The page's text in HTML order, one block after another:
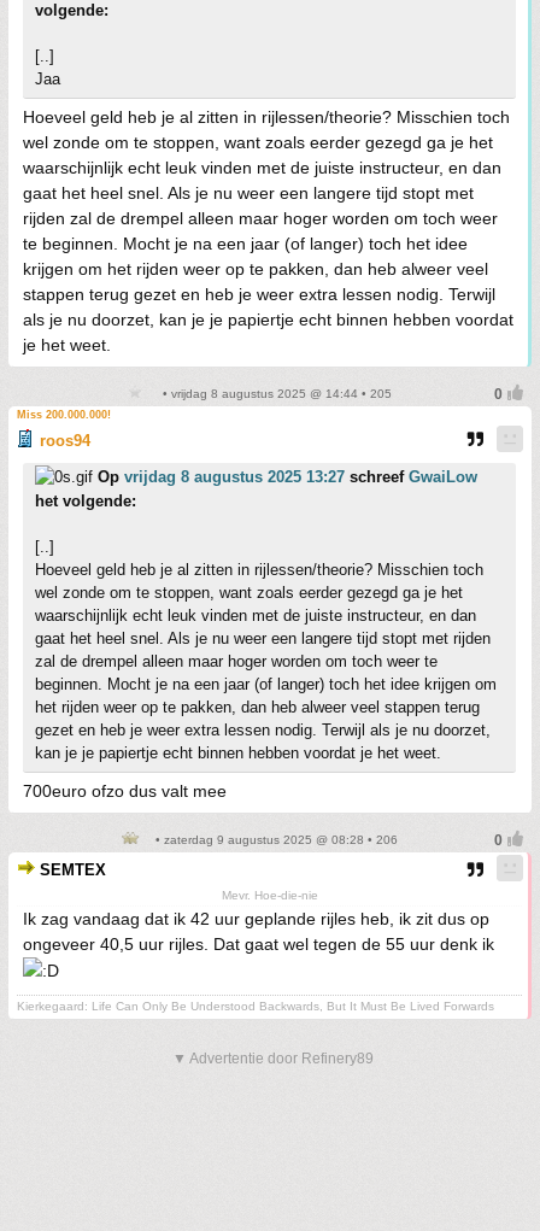
volgende:
[..]
Jaa
Hoeveel geld heb je al zitten in rijlessen/theorie? Misschien toch
wel zonde om te stoppen, want zoals eerder gezegd ga je het
waarschijnlijk echt leuk vinden met de juiste instructeur, en dan
gaat het heel snel. Als je nu weer een langere tijd stopt met
rijden zal de drempel alleen maar hoger worden om toch weer
te beginnen. Mocht je na een jaar (of langer) toch het idee
krijgen om het rijden weer op te pakken, dan heb alweer veel
stappen terug gezet en heb je weer extra lessen nodig. Terwijl
als je nu doorzet, kan je je papiertje echt binnen hebben voordat
je het weet.
• vrijdag 8 augustus 2025 @ 14:44 • 205
Miss 200.000.000!
roos94
Op vrijdag 8 augustus 2025 13:27 schreef GwaiLow
het volgende:
[..]
Hoeveel geld heb je al zitten in rijlessen/theorie? Misschien toch
wel zonde om te stoppen, want zoals eerder gezegd ga je het
waarschijnlijk echt leuk vinden met de juiste instructeur, en dan
gaat het heel snel. Als je nu weer een langere tijd stopt met rijden
zal de drempel alleen maar hoger worden om toch weer te
beginnen. Mocht je na een jaar (of langer) toch het idee krijgen om
het rijden weer op te pakken, dan heb alweer veel stappen terug
gezet en heb je weer extra lessen nodig. Terwijl als je nu doorzet,
kan je je papiertje echt binnen hebben voordat je het weet.
700euro ofzo dus valt mee
• zaterdag 9 augustus 2025 @ 08:28 • 206
SEMTEX
Mevr. Hoe-die-nie
Ik zag vandaag dat ik 42 uur geplande rijles heb, ik zit dus op
ongeveer 40,5 uur rijles. Dat gaat wel tegen de 55 uur denk ik
Kierkegaard: Life Can Only Be Understood Backwards, But It Must Be Lived Forwards
▼ Advertentie door Refinery89